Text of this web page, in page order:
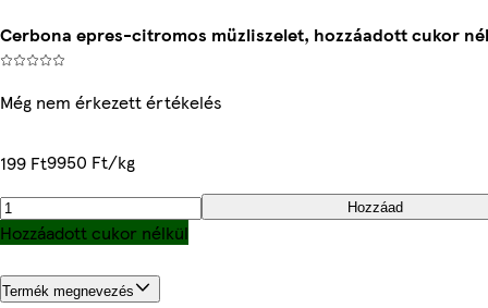
Cerbona epres-citromos müzliszelet, hozzáadott cukor
Még nem érkezett értékelés
199 Ft9950 Ft/kg
Hozzáad
Hozzáadott cukor nélkül
Termék megnevezés